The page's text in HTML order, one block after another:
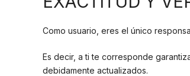
Como usuario, eres el único
Es decir, a ti te corresponde
debidamente actualizados.